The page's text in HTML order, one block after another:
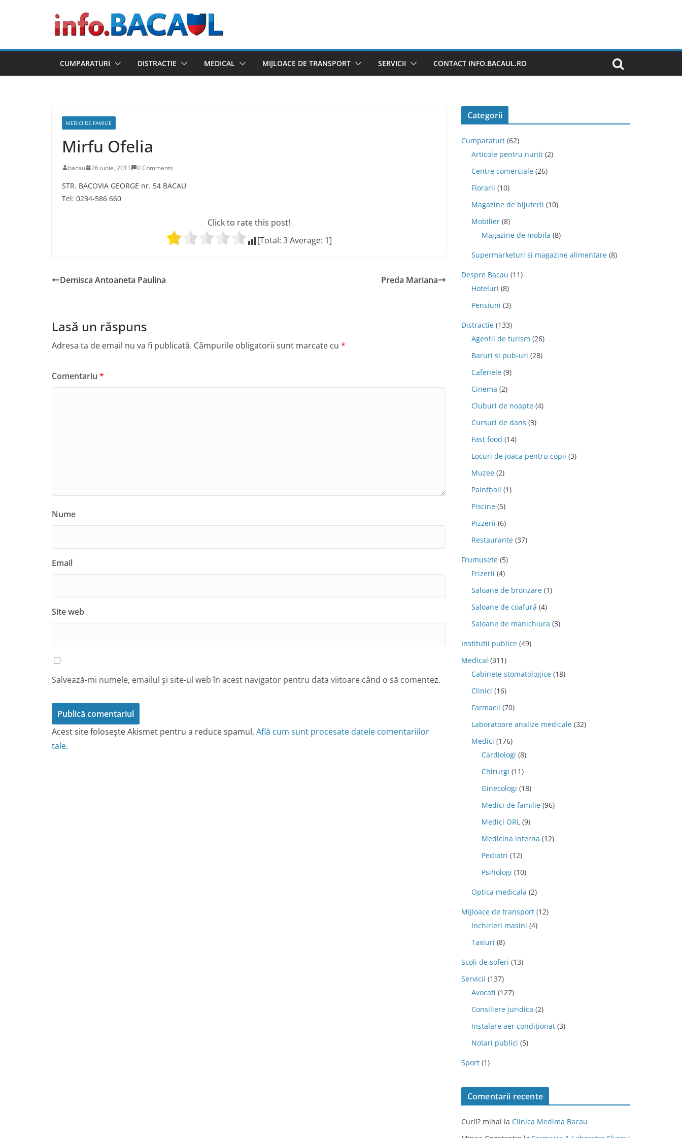
CUMPARATURI DISTRACTIE MEDICAL MIJLOACE DE TRANSPORT SERVICII CONTACT INFO.BACAUL.RO
MEDICI DE FAMILIE
Mirfu Ofelia
bacau 26 iunie, 2011 0 Comments
STR. BACOVIA GEORGE nr. 54 BACAU
Tel: 0234-586 660
Click to rate this post!
[Total: 3Average: 1]
Demisca Antoaneta Paulina Preda Mariana
Lasă un răspuns
Adresa ta de email nu va fi publicată. Câmpurile obligatorii sunt marcate cu *
Comentariu *
Nume
Email
Site web
Salvează-mi numele, emailul și site-ul web în acest navigator pentru data viitoare când o să comentez.
Acest site folosește Akismet pentru a reduce spamul. Află cum sunt procesate datele comentariilor
tale.
Categorii
Cumparaturi (62)
Articole pentru nunti (2)
Centre comerciale (26)
Florarii (10)
Magazine de bijuterii (10)
Mobilier (8)
Magazine de mobila (8)
Supermarketuri si magazine alimentare (8)
Despre Bacau (11)
Hoteluri (8)
Pensiuni (3)
Distractie (133)
Agentii de turism (26)
Baruri si pub-uri (28)
Cafenele (9)
Cinema (2)
Cluburi de noapte (4)
Cursuri de dans (3)
Fast food (14)
Locuri de joaca pentru copii (3)
Muzee (2)
Paintball (1)
Piscine (5)
Pizzerii (6)
Restaurante (37)
Frumusete (5)
Frizerii (4)
Saloane de bronzare (1)
Saloane de coafură (4)
Saloane de manichiura (3)
Institutii publice (49)
Medical (311)
Cabinete stomatologice (18)
Clinici (16)
Farmacii (70)
Laboratoare analize medicale (32)
Medici (176)
Cardiologi (8)
Chirurgi (11)
Ginecologi (18)
Medici de familie (96)
Medici ORL (9)
Medicina interna (12)
Pediatri (12)
Psihologi (10)
Optica medicala (2)
Mijloace de transport (12)
Inchirieri masini (4)
Taxiuri (8)
Scoli de soferi (13)
Servicii (137)
Avocati (127)
Consiliere juridica (2)
Instalare aer condiționat (3)
Notari publici (5)
Sport (1)
Comentarii recente
Curil? mihai la Clinica Medima Bacau